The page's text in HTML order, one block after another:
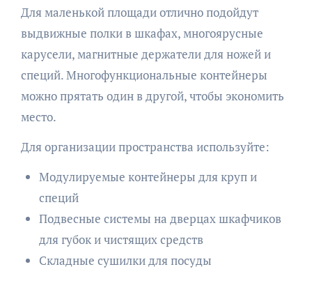
Для маленькой площади отлично подойдут
выдвижные полки в шкафах, многоярусные
карусели, магнитные держатели для ножей и
специй. Многофункциональные контейнеры
можно прятать один в другой, чтобы экономить
место.
Для организации пространства используйте:
Модулируемые контейнеры для круп и
специй
Подвесные системы на дверцах шкафчиков
для губок и чистящих средств
Складные сушилки для посуды